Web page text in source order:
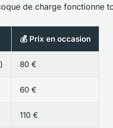
de charge fonctionne
💰 Prix en occasion
80 €
60 €
110 €